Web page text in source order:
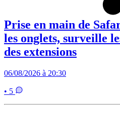
Prise en main de
les onglets, surveille
des extensions
06/08/2026 à 20:30
• 5